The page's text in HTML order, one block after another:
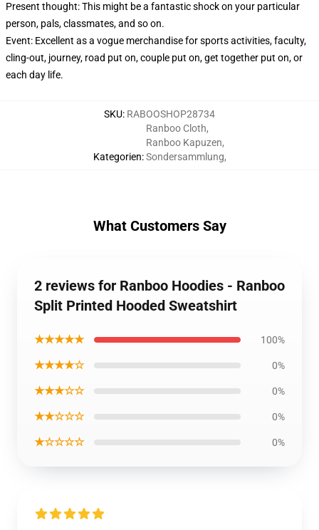
Present thought: This might be a fantastic shock on your particular
person, pals, classmates, and so on.
Event: Excellent as a vogue merchandise for sports activities, faculty,
cling-out, journey, road put on, couple put on, get together put on, or
each day life.
SKU: RABOOSHOP28734
Kategorien:
Ranboo Cloth,
Ranboo Kapuzen,
Sondersammlung,
What Customers Say
2 reviews for Ranboo Hoodies - Ranboo
Split Printed Hooded Sweatshirt
★★★★★ 100%
★★★★☆ 0%
★★★☆☆ 0%
★★☆☆☆ 0%
★☆☆☆☆ 0%